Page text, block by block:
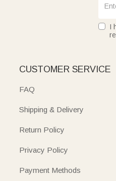
I
CUSTOMER SERVICE
FAQ
Shipping & Delivery
Return Policy
Privacy Policy
Payment Methods